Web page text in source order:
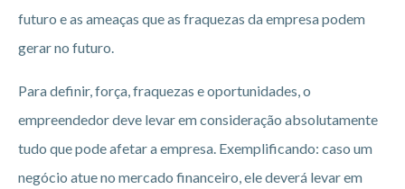
futuro e as ameaças que as fraquezas da empresa podem
gerar no futuro.
Para definir, força, fraquezas e oportunidades, o
empreendedor deve levar em consideração absolutamente
tudo que pode afetar a empresa. Exemplificando: caso um
negócio atue no mercado financeiro, ele deverá levar em